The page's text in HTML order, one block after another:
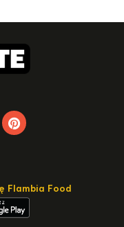
Flambia Food